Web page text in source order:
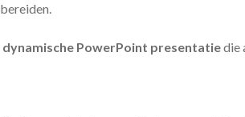
dynamische PowerPoint presentatiedie